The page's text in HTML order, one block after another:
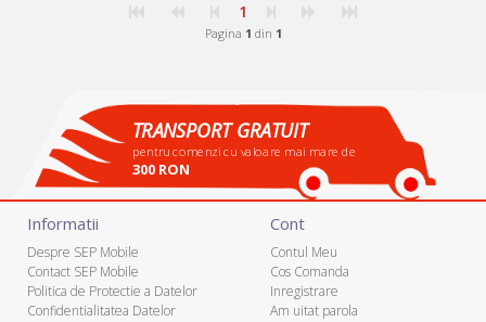
1
Pagina 1 din 1
TRANSPORT GRATUIT
pentru comenzi cu valoare mai mare de
300 RON
Informatii
Despre SEP Mobile
Contact SEP Mobile
Politica de Protectie a Datelor
Confidentialitatea Datelor
Cont
Contul Meu
Cos Comanda
Inregistrare
Am uitat parola